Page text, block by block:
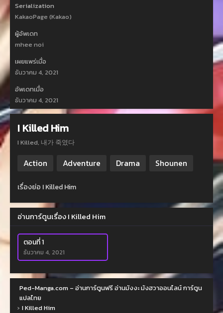
Serialization
KakaoPage (Kakao)
ผู้อัพเดท
mhee noi
เผยแพร่เมื่อ
ธันวาคม 4, 2021
อัพเดทเมื่อ
ธันวาคม 4, 2021
I Killed Him
I Killed, 내가 죽였다
Action Adventure Drama Shounen
เรื่องย่อ I Killed Him
อ่านการ์ตูนเรื่อง I Killed Him
ตอนที่ 1
ธันวาคม 4, 2021
Ped-Manga.com – อ่านการ์ตูนฟรี อ่านมังงะ มังฮวาออนไลน์ การ์ตูน
แปลไทย
› I Killed Him